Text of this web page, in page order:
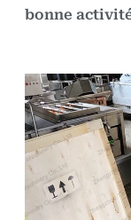
bonne